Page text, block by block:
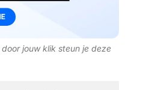
jouw klik steun je deze